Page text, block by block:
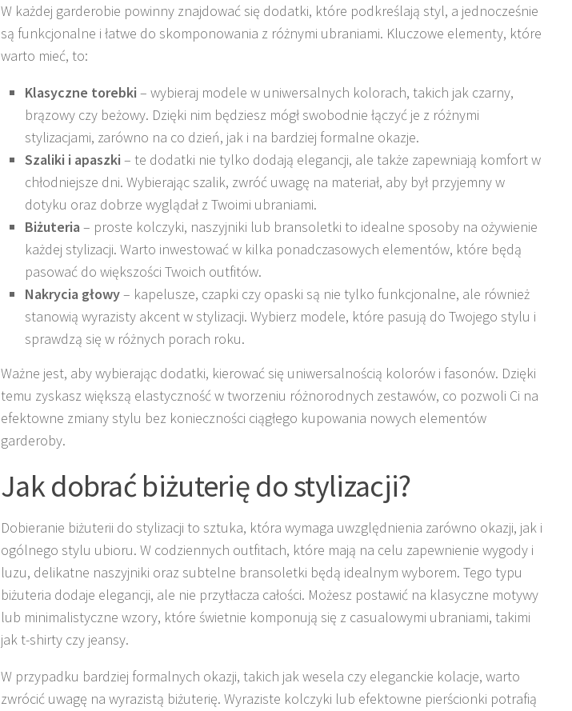
W każdej garderobie powinny znajdować się dodatki, które podkreślają styl, a jednocześnie
są funkcjonalne i łatwe do skomponowania z różnymi ubraniami. Kluczowe elementy, które
warto mieć, to:
Klasyczne torebki – wybieraj modele w uniwersalnych kolorach, takich jak czarny,
brązowy czy beżowy. Dzięki nim będziesz mógł swobodnie łączyć je z różnymi
stylizacjami, zarówno na co dzień, jak i na bardziej formalne okazje.
Szaliki i apaszki – te dodatki nie tylko dodają elegancji, ale także zapewniają komfort w
chłodniejsze dni. Wybierając szalik, zwróć uwagę na materiał, aby był przyjemny w
dotyku oraz dobrze wyglądał z Twoimi ubraniami.
Biżuteria – proste kolczyki, naszyjniki lub bransoletki to idealne sposoby na ożywienie
każdej stylizacji. Warto inwestować w kilka ponadczasowych elementów, które będą
pasować do większości Twoich outfitów.
Nakrycia głowy– kapelusze, czapki czy opaski są nie tylko funkcjonalne, ale również
stanowią wyrazisty akcent w stylizacji. Wybierz modele, które pasują do Twojego stylu i
sprawdzą się w różnych porach roku.
Ważne jest, aby wybierając dodatki, kierować się uniwersalnością kolorów i fasonów. Dzięki
temu zyskasz większą elastyczność w tworzeniu różnorodnych zestawów, co pozwoli Ci na
efektowne zmiany stylu bez konieczności ciągłego kupowania nowych elementów
garderoby.
Jak dobrać biżuterię do stylizacji?
Dobieranie biżuterii do stylizacji to sztuka, która wymaga uwzględnienia zarówno okazji, jak i
ogólnego stylu ubioru. W codziennych outfitach, które mają na celu zapewnienie wygody i
luzu, delikatne naszyjniki oraz subtelne bransoletki będą idealnym wyborem. Tego typu
biżuteria dodaje elegancji, ale nie przytłacza całości. Możesz postawić na klasyczne motywy
lub minimalistyczne wzory, które świetnie komponują się z casualowymi ubraniami, takimi
jak t-shirty czy jeansy.
W przypadku bardziej formalnych okazji, takich jak wesela czy eleganckie kolacje, warto
zwrócić uwagę na wyrazistą biżuterię. Wyraziste kolczyki lub efektowne pierścionki potrafią